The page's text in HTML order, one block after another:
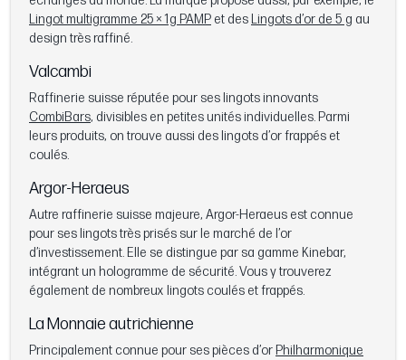
Lingot multigramme 25 × 1 g PAMP et des Lingots d’or de 5 g au
design très raffiné.
Valcambi
Raffinerie suisse réputée pour ses lingots innovants
CombiBars, divisibles en petites unités individuelles. Parmi
leurs produits, on trouve aussi des lingots d’or frappés et
coulés.
Argor-Heraeus
Autre raffinerie suisse majeure, Argor-Heraeus est connue
pour ses lingots très prisés sur le marché de l’or
d’investissement. Elle se distingue par sa gamme Kinebar,
intégrant un hologramme de sécurité. Vous y trouverez
également de nombreux lingots coulés et frappés.
La Monnaie autrichienne
Principalement connue pour ses pièces d’or Philharmonique